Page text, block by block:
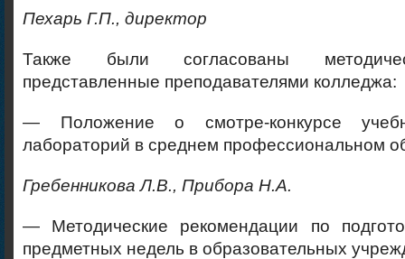
Пехарь Г.П., директор
Также были согласованы
представленные преподавателями колледжа:
— Положение о смотре-конкурсе
лабораторий в среднем профессиональном
Гребенникова Л.В., Прибора Н.А.
— Методические рекомендации по
предметных недель в образовательных